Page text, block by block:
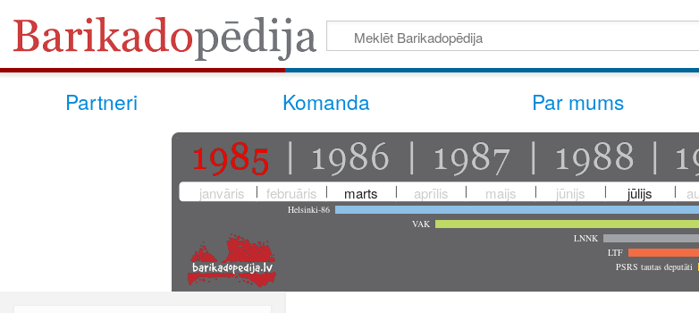
Partneri Komanda Par mums
janvāris februāris marts aprīlis maijs jūnijs jūlijs
Helsinki-86
VAK
LNNK
LTF
PSRS tautas deputāti